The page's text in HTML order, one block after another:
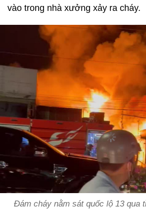
vào trong nhà xưởng xảy ra cháy.
Đám cháy nằm sát quốc lộ 13 qua